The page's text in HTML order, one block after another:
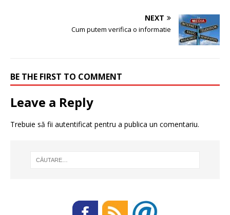
NEXT
Cum putem verifica o informatie
BE THE FIRST TO COMMENT
Leave a Reply
Trebuie să fii autentificat pentru a publica un comentariu.